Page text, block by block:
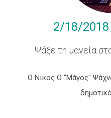
2/18/2018
Ψάξε τη μαγεία
Ο Νίκος Ο "Μάγος"